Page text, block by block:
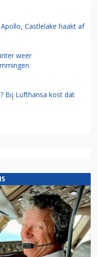
Castlelake haakt af
weer
Bij Lufthansa kost dat